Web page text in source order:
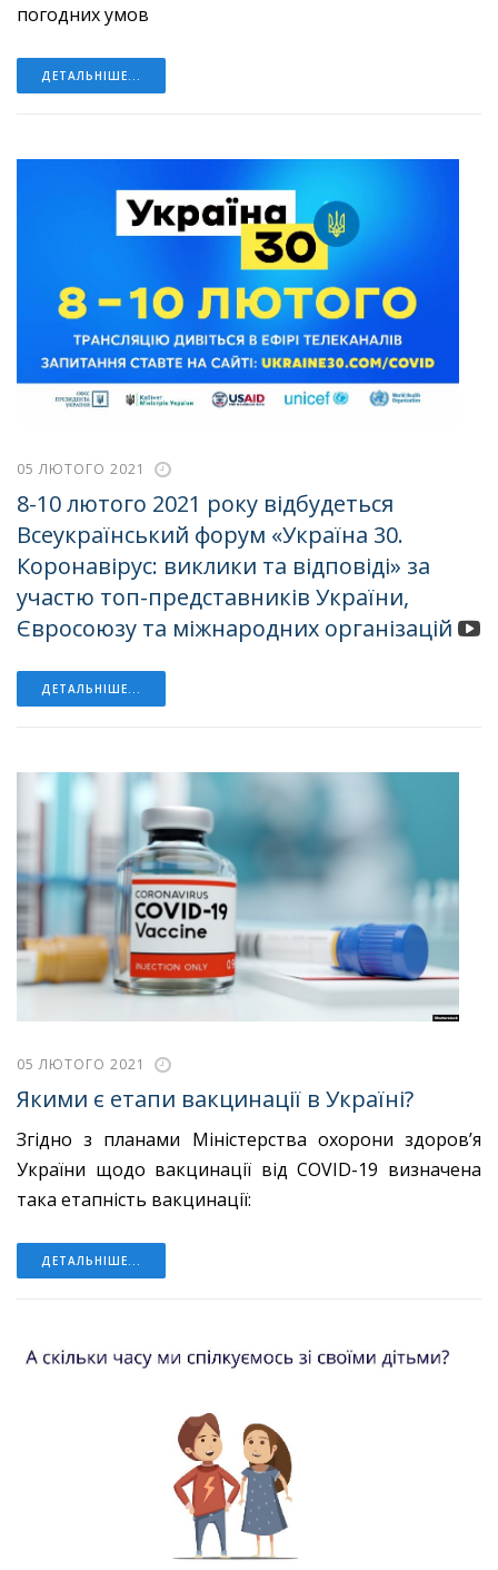
погодних умов
ДЕТАЛЬНІШЕ...
05 ЛЮТОГО 2021
8-10 лютого 2021 року відбудеться
Всеукраїнський форум «Україна 30.
Коронавірус: виклики та відповіді» за
участю топ-представників України,
Євросоюзу та міжнародних організацій
ДЕТАЛЬНІШЕ...
05 ЛЮТОГО 2021
Якими є етапи вакцинації в Україні?
Згідно з планами Міністерства охорони здоров’я
України щодо вакцинації від COVID-19 визначена
така етапність вакцинації:
ДЕТАЛЬНІШЕ...